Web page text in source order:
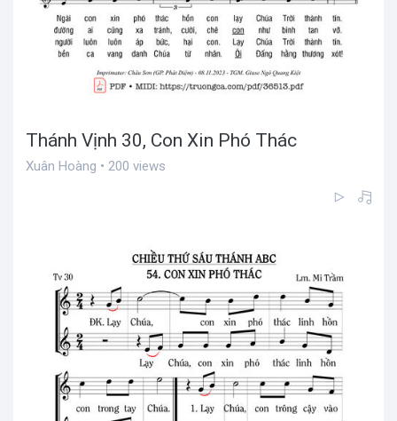
Thánh Vịnh 30, Con Xin Phó Thác
Xuân Hoàng • 200 views